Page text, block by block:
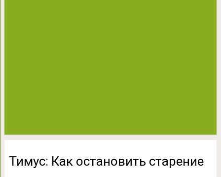
Тимус: Как остановить старение